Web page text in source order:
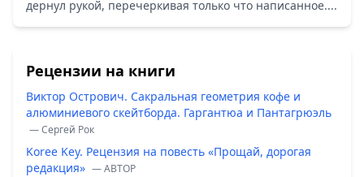
дернул рукой, перечеркивая только что написанное....
Рецензии на книги
Виктор Острович. Сакральная геометрия кофе и
алюминиевого скейтборда. Гаргантюа и Пантагрюэль
— Сергей Рок
Koree Key. Рецензия на повесть «Прощай, дорогая
редакция» — ABTOP